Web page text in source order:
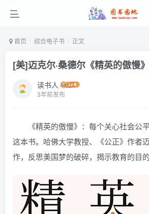
首页 综合电子书 正文
[美]迈克尔·桑德尔《精英的傲慢
读书人
3年前发布
《精英的傲慢》：每个关心社会公
这本书。哈佛大学教授、《公正》作者
作，反思美国梦的破碎，揭示教育的目